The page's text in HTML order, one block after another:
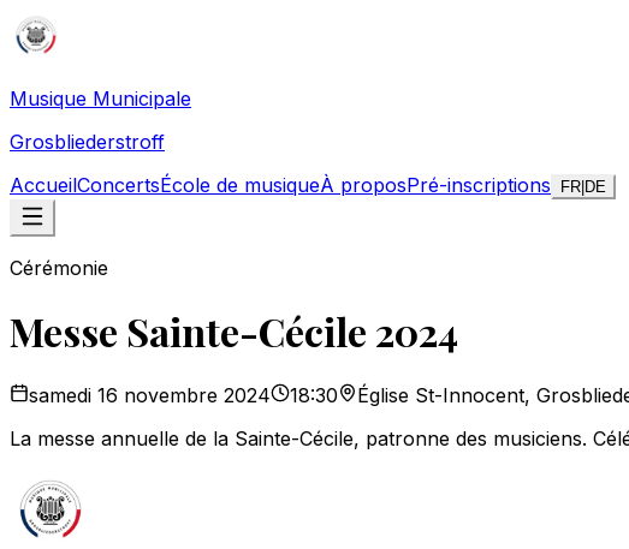
Musique Municipale
Grosbliederstroff
AccueilConcertsÉcole de musiqueÀ proposPré-inscriptions FR DE
Cérémonie
Messe Sainte-Cécile 2024
samedi 16 novembre 2024 18:30 Église St-Innocent,
La messe annuelle de la Sainte-Cécile, patronne des musiciens.